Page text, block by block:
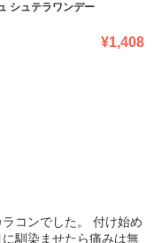
シュテラワンデー
¥1,408
コンでした。 付け始め
馴染ませたら痛みは無